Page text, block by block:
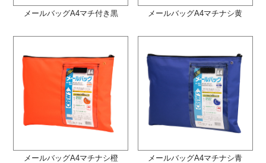
メールバッグA4マチ付き黒 メールバッグA4マチナシ黄
メールバッグA4マチナシ橙 メールバッグA4マチナシ青